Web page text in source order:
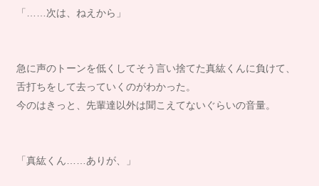
「……次は、ねえから」
急に声のトーンを低くしてそう言い捨てた真紘くんに負けて、
舌打ちをして去っていくのがわかった。
今のはきっと、先輩達以外は聞こえてないぐらいの音量。
「真紘くん……ありが、」